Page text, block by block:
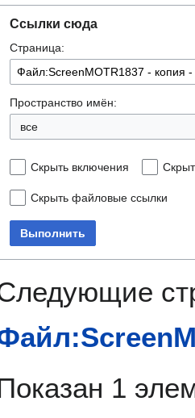
навигации
поиску
Ссылки сюда
Страница:
Пространство имён:
все
Скрыть включения
Скрыть файловые ссылки
Выполнить
1